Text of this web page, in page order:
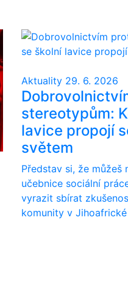
Aktuality 29. 6. 2026
stereotypům:
lavice propojí
světem
Představ si, že můžeš
učebnice sociální
vyrazit sbírat
komunity v